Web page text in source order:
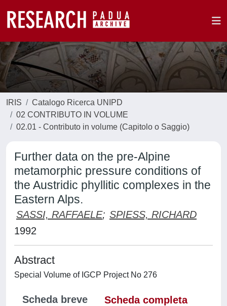
IRIS
Catalogo Ricerca UNIPD
02 CONTRIBUTO IN VOLUME
02.01 - Contributo in volume (Capitolo o Saggio)
Further data on the pre-Alpine
metamorphic pressure conditions of
the Austridic phyllitic complexes in the
Eastern Alps.
SASSI, RAFFAELE; SPIESS, RICHARD
1992
Abstract
Special Volume of IGCP Project No 276
Scheda breve
Scheda completa